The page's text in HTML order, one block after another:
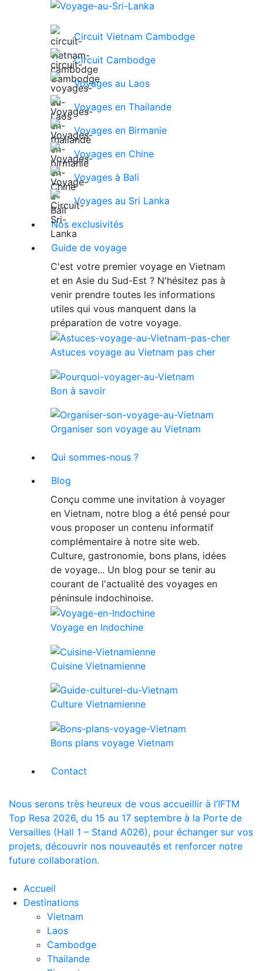
Circuit Vietnam Cambodge
Circuit Cambodge
Voyages au Laos
Voyages en Thailande
Voyages en Birmanie
Voyages en Chine
Voyages à Bali
Voyages au Sri Lanka
Nos exclusivités
Guide de voyage
C'est votre premier voyage en Vietnam
et en Asie du Sud-Est ? N'hésitez pas à
venir prendre toutes les informations
utiles qui vous manquent dans la
préparation de votre voyage.
Astuces voyage au Vietnam pas cher
Bon à savoir
Organiser son voyage au Vietnam
Qui sommes-nous ?
Blog
Conçu comme une invitation à voyager
en Vietnam, notre blog a été pensé pour
vous proposer un contenu informatif
complémentaire à notre site web.
Culture, gastronomie, bons plans, idées
de voyage... Un blog pour se tenir au
courant de l'actualité des voyages en
péninsule indochinoise.
Voyage en Indochine
Cuisine Vietnamienne
Culture Vietnamienne
Bons plans voyage Vietnam
Contact
Nous serons très heureux de vous accueillir à l’IFTM
Top Resa 2026, du 15 au 17 septembre à la Porte de
Versailles (Hall 1 – Stand A026), pour échanger sur vos
projets, découvrir nos nouveautés et renforcer notre
future collaboration.
Accueil
Destinations
Vietnam
Laos
Cambodge
Thailande